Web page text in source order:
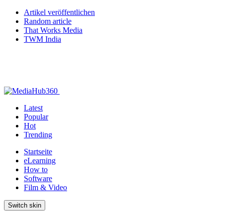
Artikel veröffentlichen
Random article
That Works Media
TWM India
Latest
Popular
Hot
Trending
Startseite
eLearning
How to
Software
Film & Video
Switch skin